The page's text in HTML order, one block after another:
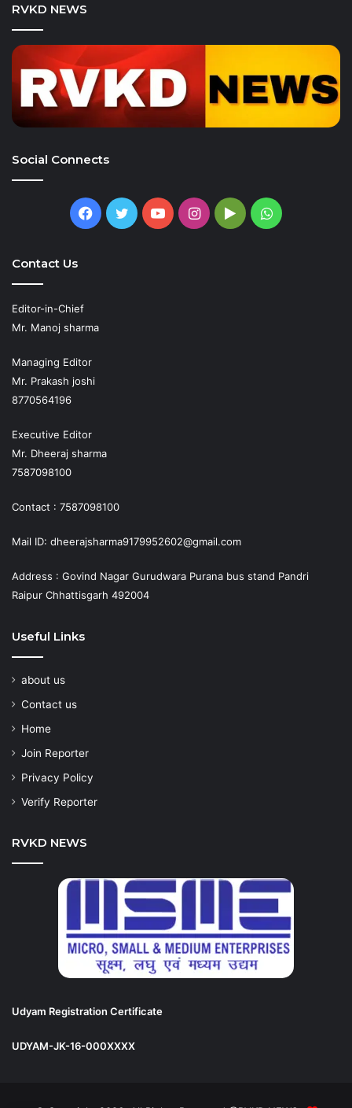
RVKD NEWS
Social Connects
Facebook
TwitterYouTubeInstagram
GoogleWhatsApp
Contact Us
Editor-in-Chief
Mr. Manoj sharma
Managing Editor
Mr. Prakash joshi
8770564196
Executive Editor
Mr. Dheeraj sharma
7587098100
Contact : 7587098100
Mail ID: dheerajsharma9179952602@gmail.com
Address : Govind Nagar Gurudwara Purana bus stand Pandri
Raipur Chhattisgarh 492004
Useful Links
about us
Contact us
Home
Join Reporter
Privacy Policy
Verify Reporter
RVKD NEWS
Udyam Registration Certificate
UDYAM-JK-16-000XXXX